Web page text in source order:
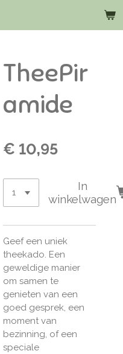
TheePir
amide
€ 10,95
In
winkelwagen
Geef een uniek
theekado. Een
geweldige manier
om samen te
genieten van een
goed gesprek, een
moment van
bezinning, of een
speciale